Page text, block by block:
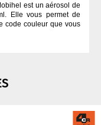
est un aérosol de
Elle vous permet de
code couleur que vous